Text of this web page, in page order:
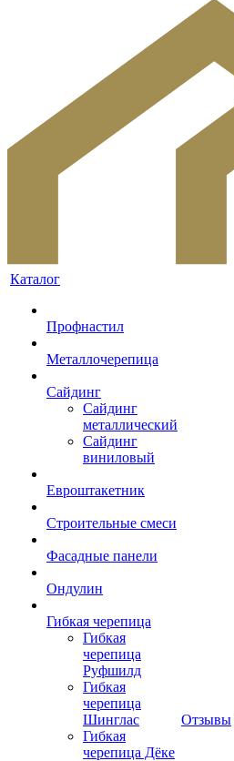
Каталог
Профнастил
Металлочерепица
Сайдинг
Сайдинг
металлический
Сайдинг
виниловый
Евроштакетник
Строительные смеси
Фасадные панели
Ондулин
Гибкая черепица
Гибкая
черепица
Руфшилд
Гибкая
черепица
Шинглас
Гибкая
черепица Дёке
Отзывы